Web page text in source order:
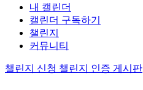
내 캘린더
캘린더 구독하기
챌린지
커뮤니티
챌린지 신청 챌린지 인증 게시판